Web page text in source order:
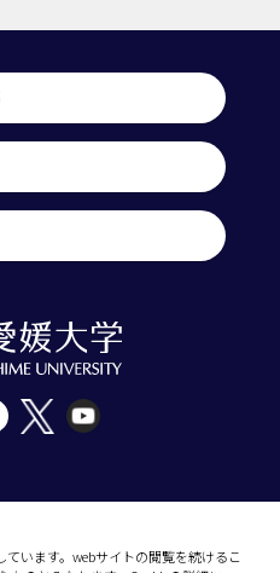
います。webサイトの閲覧を続けるこ